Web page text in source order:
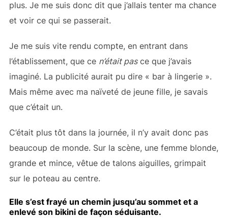
plus. Je me suis donc dit que j’allais tenter ma chance
et voir ce qui se passerait.
Je me suis vite rendu compte, en entrant dans
l’établissement, que ce n’était pasce que j’avais
imaginé. La publicité aurait pu dire « bar à lingerie ».
Mais même avec ma naïveté de jeune fille, je savais
que c’était un.
C’était plus tôt dans la journée, il n’y avait donc pas
beaucoup de monde. Sur la scène, une femme blonde,
grande et mince, vêtue de talons aiguilles, grimpait
sur le poteau au centre.
Elle s’est frayé un chemin jusqu’au sommet et a
enlevé son bikini de façon séduisante.